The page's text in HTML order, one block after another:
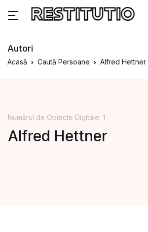
Autori
Acasă Caută Persoane Alfred Hettner
Numărul de Obiecte Digitale: 1
Alfred Hettner